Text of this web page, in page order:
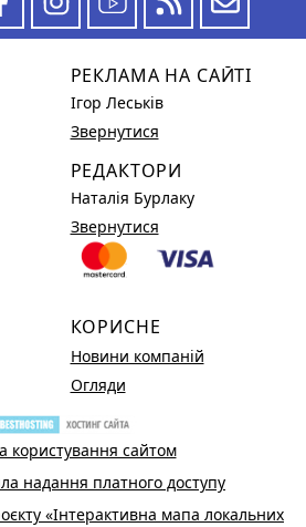
РЕКЛАМА НА САЙТІ
Ігор Леськів
Звернутися
РЕДАКТОРИ
Наталія Бурлаку
Звернутися
КОРИСНЕ
Новини компаній
Огляди
користування сайтом
надання платного доступу
«Інтерактивна мапа локальних